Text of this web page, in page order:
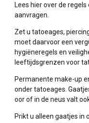
Lees hier over de
aanvragen.
Zet u tatoeages,
moet daarvoor een
hygiëneregels en
leeftijdsgrenzen voor
Permanente make-up
onder tatoeages.
oor of in de neus valt
Prikt u alleen gaatjes in